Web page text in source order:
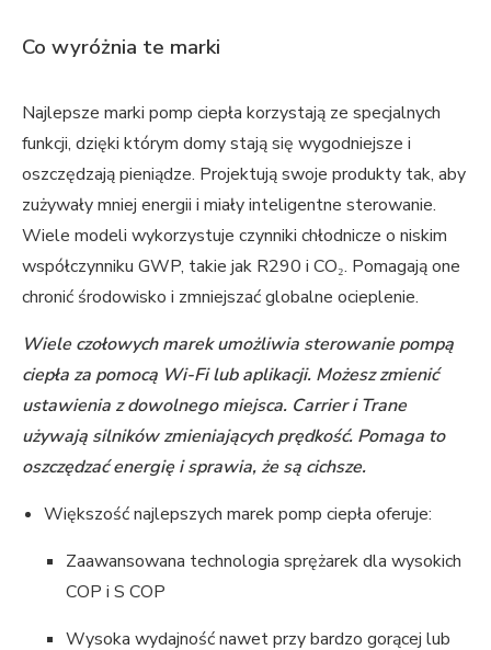
Co wyróżnia te marki
Najlepsze marki pomp ciepła korzystają ze specjalnych
funkcji, dzięki którym domy stają się wygodniejsze i
oszczędzają pieniądze. Projektują swoje produkty tak, aby
zużywały mniej energii i miały inteligentne sterowanie.
Wiele modeli wykorzystuje czynniki chłodnicze o niskim
współczynniku GWP, takie jak R290 i CO₂. Pomagają one
chronić środowisko i zmniejszać globalne ocieplenie.
Wiele czołowych marek umożliwia sterowanie pompą
ciepła za pomocą Wi-Fi lub aplikacji. Możesz zmienić
ustawienia z dowolnego miejsca. Carrier i Trane
używają silników zmieniających prędkość. Pomaga to
oszczędzać energię i sprawia, że ​​są cichsze.
Większość najlepszych marek pomp ciepła oferuje:
Zaawansowana technologia sprężarek dla wysokich
COP i S COP
Wysoka wydajność nawet przy bardzo gorącej lub